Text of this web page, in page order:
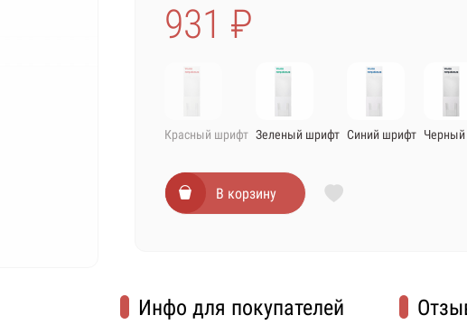
931 ₽
Красный шрифт Зеленый шрифт Синий шрифт
В корзину
Инфо для покупателей